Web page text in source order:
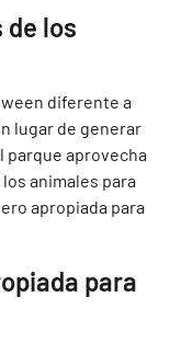
de los
diferente a
lugar de generar
aprovecha
animales para
apropiada para
para